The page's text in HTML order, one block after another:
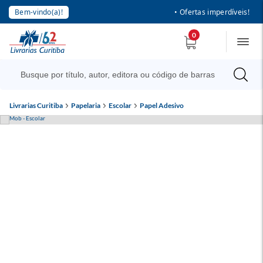
Bem-vindo(a)! • Ofertas imperdíveis!
0
Livrarias Curitiba Papelaria Escolar Papel Adesivo